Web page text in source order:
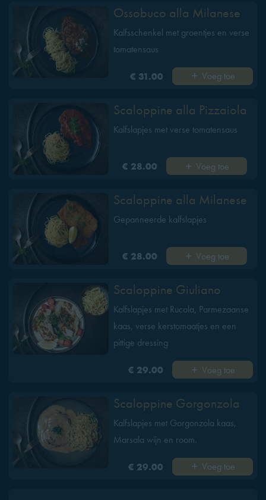
Ossobuco alla Milanese
Kalfsschenkel met groentjes en verse
tomatensaus
€ 31.00 Voeg toe
Scaloppine alla Pizzaiola
Kalfslapjes met verse tomatensaus
€ 28.00 Voeg toe
Scaloppine alla Milanese
Gepanneerde kalfslapjes
€ 28.00 Voeg toe
Scaloppine Giuliano
Kalfslapjes met Rucola, Parmezaanse
kaas, verse kerstomaatjes en een
pittige dressing
€ 29.00 Voeg toe
Scaloppine Gorgonzola
Kalfslapjes met Gorgonzola kaas,
Marsala wijn en room.
€ 29.00 Voeg toe